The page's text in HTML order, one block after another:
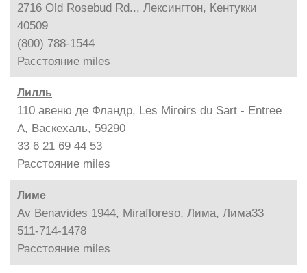
2716 Old Rosebud Rd.., Лексингтон, Кентукки
40509
(800) 788-1544
Расстояние miles
Лилль
110 авеню де Фландр, Les Miroirs du Sart - Entree
A, Васкехаль, 59290
33 6 21 69 44 53
Расстояние miles
Лиме
Av Benavides 1944, Mirafloreso, Лима, Лима33
511-714-1478
Расстояние miles